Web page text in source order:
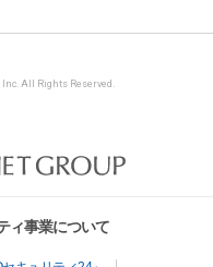
All Rights Reserved.
ィ事業について